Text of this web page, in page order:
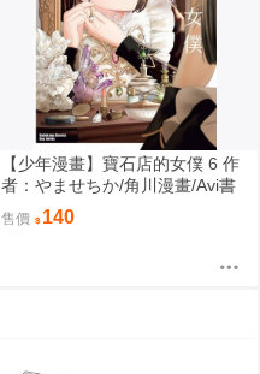
【少年漫畫】寶石店的女僕 6 作
者：やませちか/角川漫畫/Avi書
店
售價 140